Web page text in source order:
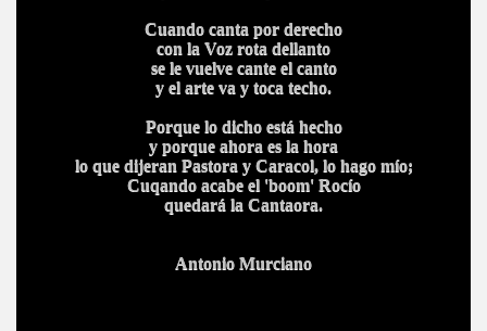
Cuando canta por derecho
con la Voz rota dellanto
se le vuelve cante el canto
y el arte va y toca techo.
Porque lo dicho está hecho
y porque ahora es la hora
lo que dijeran Pastora y Caracol, lo hago mío;
Cuqando acabe el 'boom' Rocío
quedará la Cantaora.
Antonio Murciano